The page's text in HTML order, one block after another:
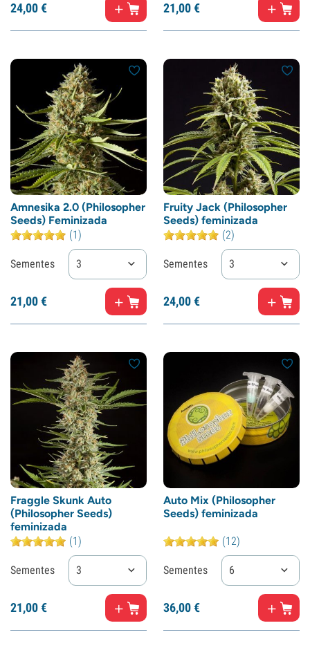
24,00€ 21,00€
Amnesika 2.0 (Philosopher
Seeds) Feminizada
(1)
Sementes 3
21,00€
Fruity Jack (Philosopher
Seeds) feminizada
(2)
Sementes 3
24,00€
Fraggle Skunk Auto
(Philosopher Seeds)
feminizada
(1)
Sementes 3
21,00€
Auto Mix (Philosopher
Seeds) feminizada
(12)
Sementes 6
36,00€